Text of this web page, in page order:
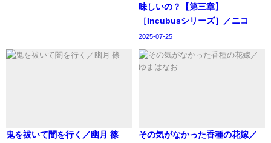
味しいの？【第三章】
［Incubusシリーズ］／ニコ
2025-07-25
鬼を祓いて闇を行く／幽月 篠
その気がなかった香種の花嫁／